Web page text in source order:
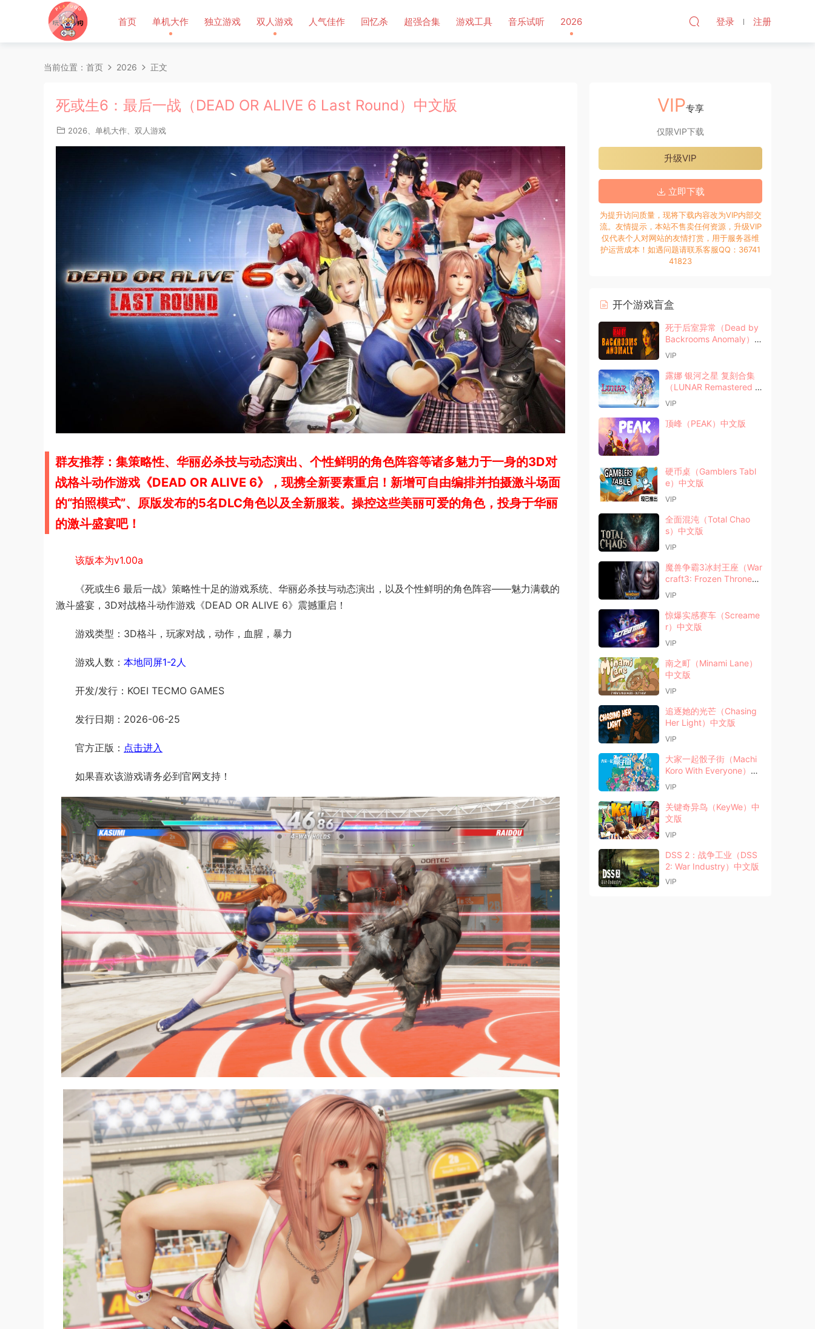
首页 单机大作 独立游戏 双人游戏 人气佳作 回忆杀 超强合集 游戏工具 音乐试听 2026 登录 注册
当前位置： 首页 2026 正文
死或生6：最后一战（DEAD OR ALIVE 6 Last Round）中文版
2026 单机大作 双人游戏
群友推荐：集策略性、华丽必杀技与动态演出、个性鲜明的角色阵容等诸多魅力于一身的3D对
战格斗动作游戏《DEAD OR ALIVE 6》，现携全新要素重启！新增可自由编排并拍摄激斗场面
的“拍照模式”、原版发布的5名DLC角色以及全新服装。操控这些美丽可爱的角色，投身于华丽
的激斗盛宴吧！
该版本为v1.00a
《死或生6 最后一战》策略性十足的游戏系统、华丽必杀技与动态演出，以及个性鲜明的角色阵容——魅力满载的
激斗盛宴，3D对战格斗动作游戏《DEAD OR ALIVE 6》震撼重启！
游戏类型：3D格斗，玩家对战，动作，血腥，暴力
游戏人数： 本地同屏1-2人
开发/发行：KOEI TECMO GAMES
发行日期：2026-06-25
官方正版： 点击进入
如果喜欢该游戏请务必到官网支持！
VIP专享
仅限VIP下载
升级VIP
立即下载
为提升访问质量，现将下载内容改为VIP内部交
流。友情提示，本站不售卖任何资源，升级VIP
仅代表个人对网站的友情打赏，用于服务器维
护运营成本！如遇问题请联系客服QQ：36741
41823
开个游戏盲盒
死于后室异常（Dead by
Backrooms Anomaly）
中文版
VIP
露娜 银河之星 复刻合集
（LUNAR Remastered C
ollection）中文版
VIP
顶峰（PEAK）中文版
硬币桌（Gamblers Tabl
e）中文版
VIP
全面混沌（Total Chao
s）中文版
VIP
魔兽争霸3冰封王座（War
craft3: Frozen Throne）
中文版
VIP
惊爆实感赛车（Screame
r）中文版
VIP
南之町（Minami Lane）
中文版
VIP
追逐她的光芒（Chasing
Her Light）中文版
VIP
大家一起骰子街（Machi
Koro With Everyone）中
文版
VIP
关键奇异鸟（KeyWe）中
文版
VIP
DSS 2：战争工业（DSS
2: War Industry）中文版
VIP